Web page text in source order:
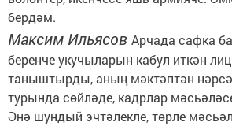
бердәм.
Максим Ильясов Арчада сафка
беренче укучыларын кабул иткән
таныштырды, аның мәктәптән
турында сөйләде, кадрлар
Әнә шундый эчтәлекле, төрле